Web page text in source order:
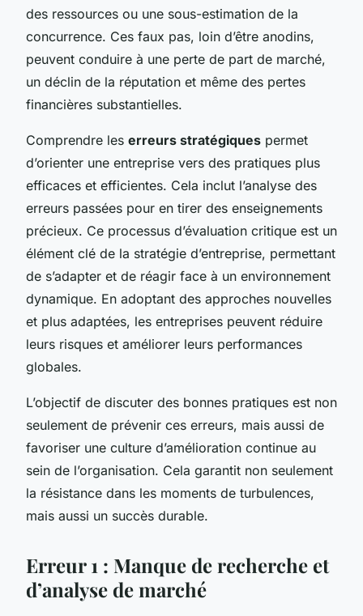
des ressources ou une sous-estimation de la
concurrence. Ces faux pas, loin d’être anodins,
peuvent conduire à une perte de part de marché,
un déclin de la réputation et même des pertes
financières substantielles.
Comprendre les erreurs stratégiques permet
d’orienter une entreprise vers des pratiques plus
efficaces et efficientes. Cela inclut l’analyse des
erreurs passées pour en tirer des enseignements
précieux. Ce processus d’évaluation critique est un
élément clé de la stratégie d’entreprise, permettant
de s’adapter et de réagir face à un environnement
dynamique. En adoptant des approches nouvelles
et plus adaptées, les entreprises peuvent réduire
leurs risques et améliorer leurs performances
globales.
L’objectif de discuter des bonnes pratiques est non
seulement de prévenir ces erreurs, mais aussi de
favoriser une culture d’amélioration continue au
sein de l’organisation. Cela garantit non seulement
la résistance dans les moments de turbulences,
mais aussi un succès durable.
Erreur 1 : Manque de recherche et
d’analyse de marché